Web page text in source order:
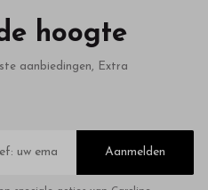
hoogte
aanbiedingen, Extra
Aanmelden